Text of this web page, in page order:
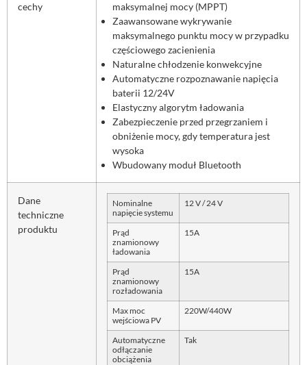
cechy
maksymalnej mocy (MPPT)
Zaawansowane wykrywanie
maksymalnego punktu mocy w przypadku
częściowego zacienienia
Naturalne chłodzenie konwekcyjne
Automatyczne rozpoznawanie napięcia
baterii 12/24V
Elastyczny algorytm ładowania
Zabezpieczenie przed przegrzaniem i
obniżenie mocy, gdy temperatura jest
wysoka
Wbudowany moduł Bluetooth
Dane
techniczne
produktu
Nominalne
napięcie systemu
12 V / 24 V
Prąd
znamionowy
ładowania
15A
Prąd
znamionowy
rozładowania
15A
Max moc
wejściowa PV
220W/440W
Automatyczne
odłączanie
obciążenia
Tak